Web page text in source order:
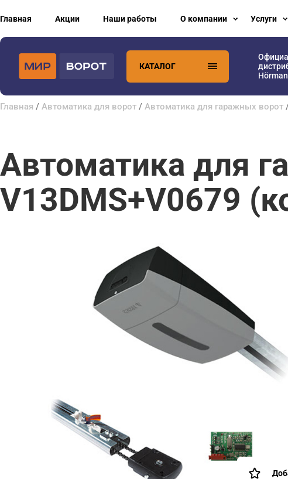
Главная Акции Наши работы О компании Услуги
КАТАЛОГ
Главная / Автоматика для ворот / Автоматика для гаражных ворот
Автоматика для
V13DMS+V0679